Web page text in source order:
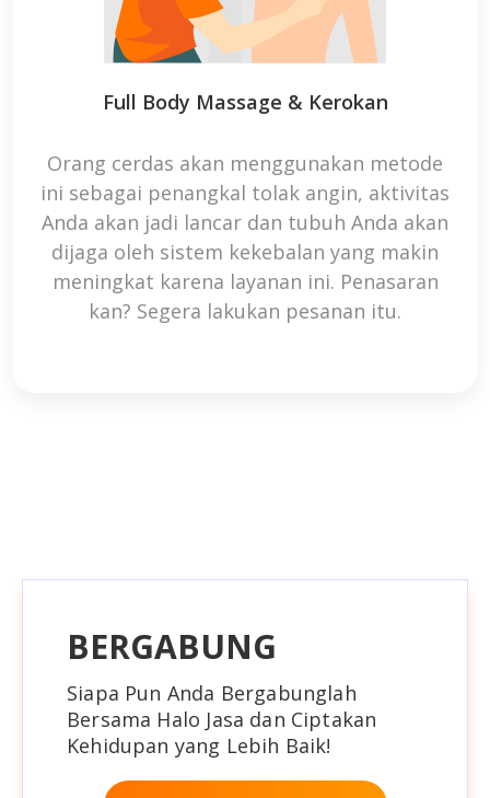
Full Body Massage & Kerokan
Orang cerdas akan menggunakan metode
ini sebagai penangkal tolak angin, aktivitas
Anda akan jadi lancar dan tubuh Anda akan
dijaga oleh sistem kekebalan yang makin
meningkat karena layanan ini. Penasaran
kan? Segera lakukan pesanan itu.
BERGABUNG
Siapa Pun Anda Bergabunglah
Bersama Halo Jasa dan Ciptakan
Kehidupan yang Lebih Baik!